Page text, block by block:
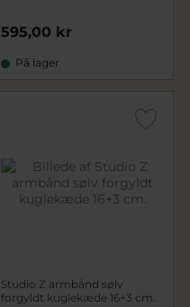
595,00 kr
På lager
Studio Z armbånd sølv
forgyldt kuglekæde 16+3 cm.